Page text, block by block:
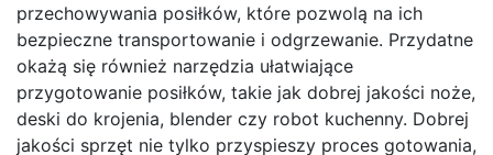
przechowywania posiłków, które pozwolą na ich
bezpieczne transportowanie i odgrzewanie. Przydatne
okażą się również narzędzia ułatwiające
przygotowanie posiłków, takie jak dobrej jakości noże,
deski do krojenia, blender czy robot kuchenny. Dobrej
jakości sprzęt nie tylko przyspieszy proces gotowania,